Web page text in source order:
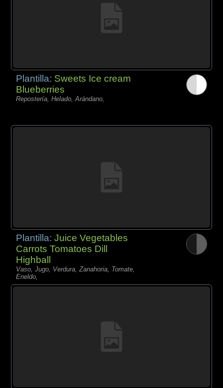
Plantilla: Sweets Ice cream
Blueberries
Repostería, Helado, Arándano,
Plantilla:Juice Vegetables
Carrots Tomatoes Dill
Highball
Vaso, Jugo, Verdura, Zanahoria, Tomate,
Eneldo,